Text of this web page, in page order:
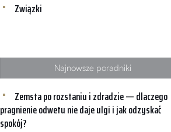
Związki
Najnowsze poradniki
Zemsta po rozstaniu i zdradzie — dlaczego
pragnienie odwetu nie daje ulgi i jak odzyskać
spokój?